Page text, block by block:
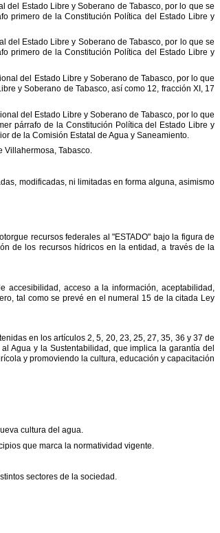
del Estado Libre y Soberano de Tabasco, por lo que se
primero de la Constitución Política del Estado Libre y
del Estado Libre y Soberano de Tabasco, por lo que se
primero de la Constitución Política del Estado Libre y
del Estado Libre y Soberano de Tabasco, por lo que
y Soberano de Tabasco, así como 12, fracción XI, 17
del Estado Libre y Soberano de Tabasco, por lo que
párrafo de la Constitución Política del Estado Libre y
de la Comisión Estatal de Agua y Saneamiento.
Villahermosa, Tabasco.
modificadas, ni limitadas en forma alguna, asimismo
recursos federales al "ESTADO" bajo la figura de
de los recursos hídricos en la entidad, a través de la
accesibilidad, acceso a la información, aceptabilidad,
tal como se prevé en el numeral 15 de la citada Ley
en los artículos 2, 5, 20, 23, 25, 27, 35, 36 y 37 de
al Agua y la Sustentabilidad, que implica la garantía del
y promoviendo la cultura, educación y capacitación
cultura del agua.
que marca la normatividad vigente.
sectores de la sociedad.